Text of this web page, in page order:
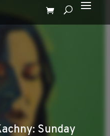
Sunday